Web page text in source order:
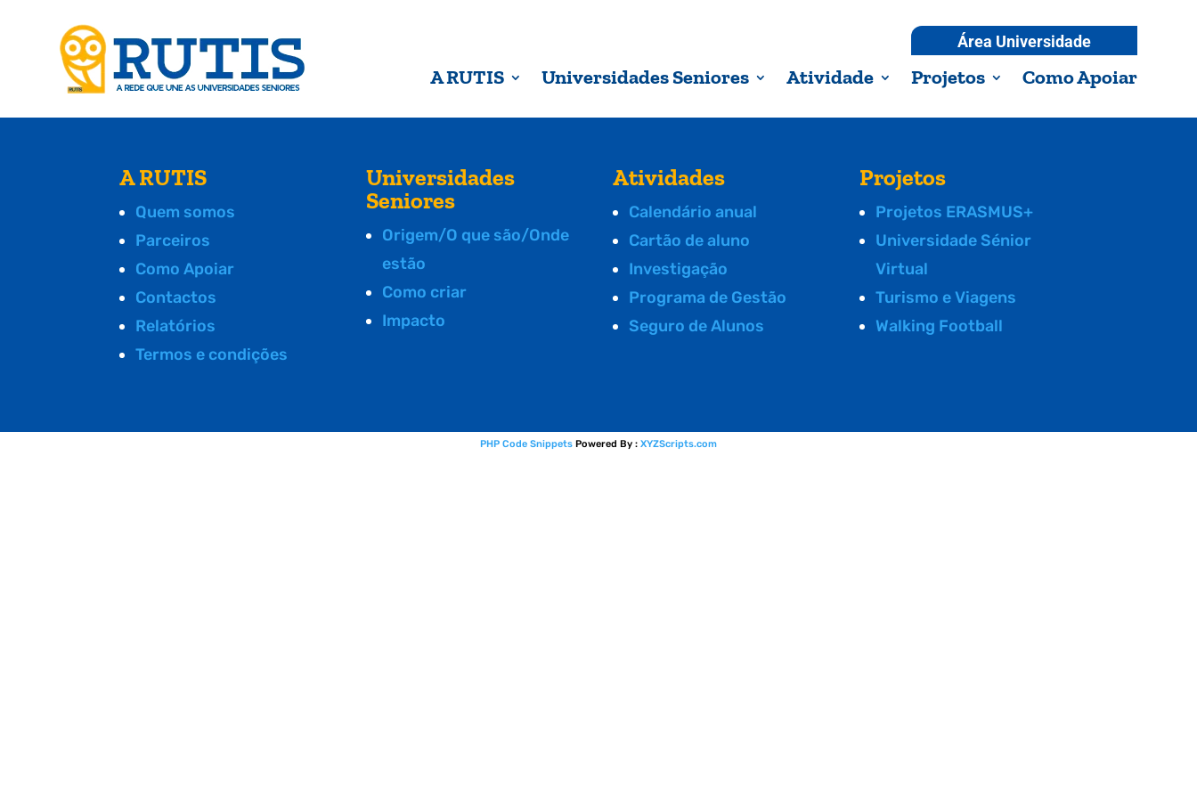
Área Universidade
A RUTIS Universidades Seniores Atividade Projetos Como Apoiar
A RUTIS
Quem somos
Parceiros
Como Apoiar
Contactos
Relatórios
Termos e condições
Universidades
Seniores
Origem/O que são/Onde
estão
Como criar
Impacto
Atividades
Calendário anual
Cartão de aluno
Investigação
Programa de Gestão
Seguro de Alunos
Projetos
Projetos ERASMUS+
Universidade Sénior
Virtual
Turismo e Viagens
Walking Football
PHP Code Snippets Powered By : XYZScripts.com